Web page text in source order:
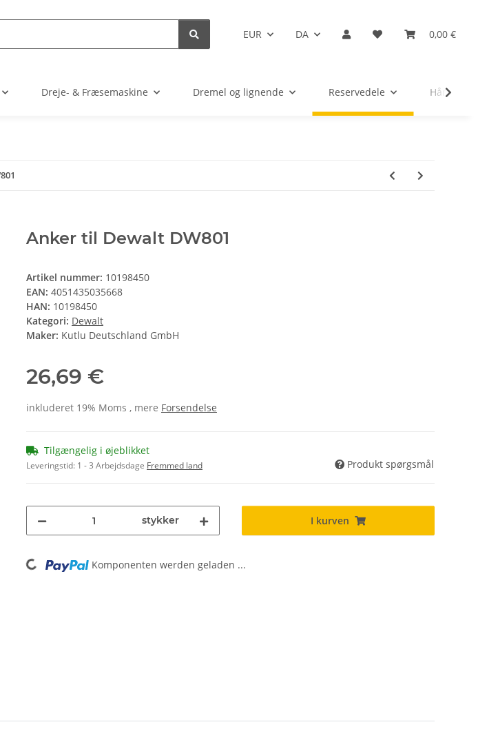
EUR DA 0,00 €
Dreje- & Fræsemaskine Dremel og lignende Reservedele
Anker til Dewalt DW801
Artikel nummer: 10198450
EAN: 4051435035668
HAN: 10198450
Kategori: Dewalt
Maker: Kutlu Deutschland GmbH
26,69 €
inkluderet 19% Moms , mere Forsendelse
Tilgængelig i øjeblikket
Leveringstid: 1 - 3 Arbejdsdage Fremmed land Produkt spørgsmål
stykker I kurven
Loading... Komponenten werden geladen ...